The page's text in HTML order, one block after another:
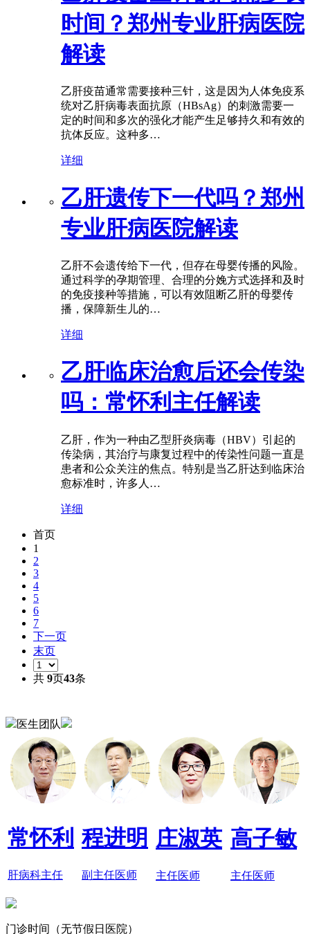
时间？郑州专业肝病医院
解读
乙肝疫苗通常需要接种三针，这是因为人体免疫系
统对乙肝病毒表面抗原（HBsAg）的刺激需要一
定的时间和多次的强化才能产生足够持久和有效的
抗体反应。这种多…
详细
乙肝遗传下一代吗？郑州
专业肝病医院解读
乙肝不会遗传给下一代，但存在母婴传播的风险。
通过科学的孕期管理、合理的分娩方式选择和及时
的免疫接种等措施，可以有效阻断乙肝的母婴传
播，保障新生儿的…
详细
乙肝临床治愈后还会传染
吗：常怀利主任解读
乙肝，作为一种由乙型肝炎病毒（HBV）引起的
传染病，其治疗与康复过程中的传染性问题一直是
患者和公众关注的焦点。特别是当乙肝达到临床治
愈标准时，许多人…
详细
首页
1
2
3
4
5
6
7
下一页
末页
共 9页43条
医生团队
常怀利
肝病科主任
程进明
副主任医师
庄淑英
主任医师
高子敏
主任医师
门诊时间（无节假日医院）